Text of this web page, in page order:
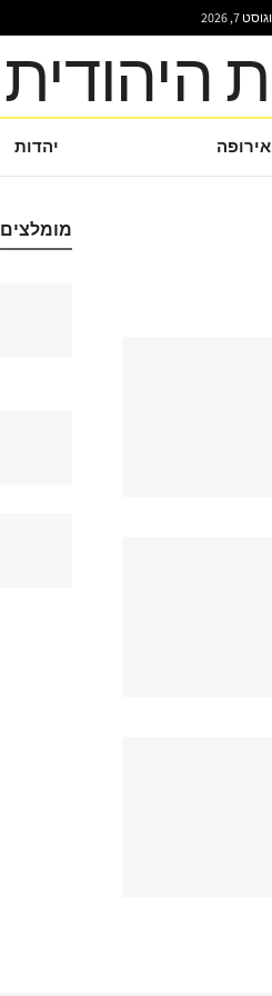
7, 2026
אירופה יהדות
מומלצים